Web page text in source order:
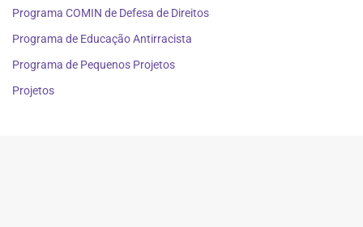
Programa COMIN de Defesa de Direitos
Programa de Educação Antirracista
Programa de Pequenos Projetos
Projetos